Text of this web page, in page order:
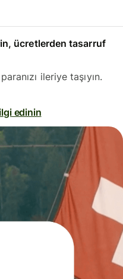
ücretlerden tasarruf
ileriye taşıyın.
edinin